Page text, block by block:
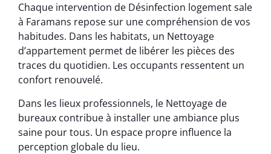
Chaque intervention de Désinfection logement sale
à Faramans repose sur une compréhension de vos
habitudes. Dans les habitats, un Nettoyage
d’appartement permet de libérer les pièces des
traces du quotidien. Les occupants ressentent un
confort renouvelé.
Dans les lieux professionnels, le Nettoyage de
bureaux contribue à installer une ambiance plus
saine pour tous. Un espace propre influence la
perception globale du lieu.